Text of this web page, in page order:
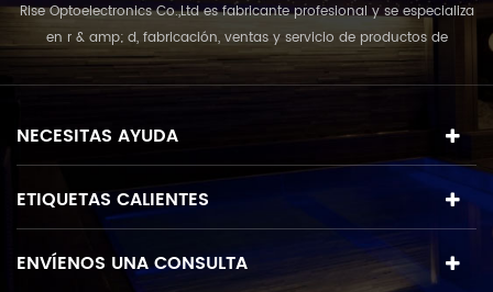
Rise Optoelectronics Co.,Ltd es fabricante profesional y se especializa
en r & amp; d, fabricación, ventas y servicio de productos de
iluminación led, con una amplia variedad de unidades de
iluminación para uso residencial, comercial y de paisaje. con el
destacado", que combina u...
NECESITAS AYUDA
ETIQUETAS CALIENTES
ENVÍENOS UNA CONSULTA